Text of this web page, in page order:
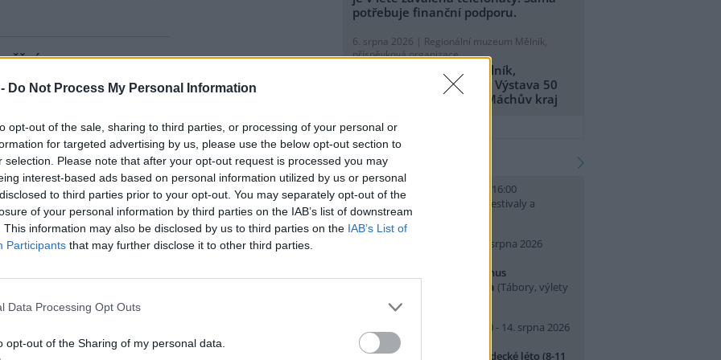
Do Not Process My Personal Information
opt-out of the sale, sharing to third parties, or processing of your personal or
for targeted advertising by us, please use the below opt-out section to
selection. Please note that after your opt-out request is processed you may
interest-based ads based on personal information utilized by us or personal
to third parties prior to your opt-out. You may separately opt-out of the
of your personal information by third parties on the IAB’s list of downstream
This information may also be disclosed by us to third parties on the IAB’s List of
Participants that may further disclose it to other third parties.
Data Processing Opt Outs
opt-out of the Sharing of my personal data.
Krumlově uskutečnil ve
jehož krédem je
o vztahu člověka k
dědictví.
elektrárny Temelín,
by měly být
Protesty vyvrcholí
dnes pokračují na nejméně
Stromovce
potřebuje finanční podporu.
6. srpna 2026 | Regionální muzeum Mělník,
příspěvková organizace
Regionální muzeum Mělník,
příspěvková organizace: Výstava 50
let CHKO Kokořínsko - Máchův kraj
přidat tiskovou zprávu
kalendář akcí
9. srpna 2026 (neděle) 10:00 - 16:00
(Festivaly a
slavnosti, Praha 7 )
10. srpna 2026 (pondělí) - 14. srpna 2026
Hrajeme si v Pralese - 2. turnus
příměstského letního tábora (Tábory, výlety
a pobytové akce, Praha 19 )
10. srpna 2026 (pondělí) 07:30 - 14. srpna 2026
(pátek) 16:30
Příměstský tábor Přírodovědecké léto (8-11